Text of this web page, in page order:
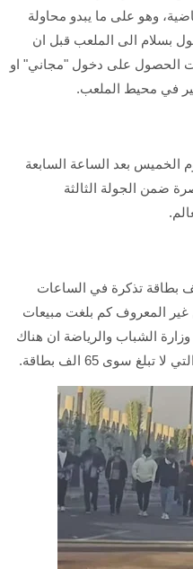
وهو على ما يبدو محاولة
بسلام الى الملعب قبل ان
الحصول على دخول "مجاني" او
في محيط الملعب.
الخميس بعد الساعة السابعة
ضمن الجولة الثالثة
17 الف بطاقة من اصل 65 الف بطاقة تذكرة في الساعات
غير المعروف كم بلغت مبيعات
الشباب والرياضة ان هناك